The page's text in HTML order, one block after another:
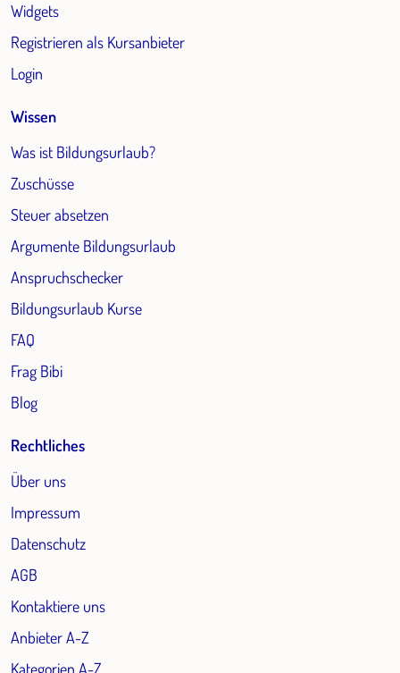
Widgets
Registrieren als Kursanbieter
Login
Wissen
Was ist Bildungsurlaub?
Zuschüsse
Steuer absetzen
Argumente Bildungsurlaub
Anspruchschecker
Bildungsurlaub Kurse
FAQ
Frag Bibi
Blog
Rechtliches
Über uns
Impressum
Datenschutz
AGB
Kontaktiere uns
Anbieter A-Z
Kategorien A-Z